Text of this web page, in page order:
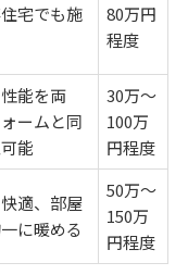
宅でも施
80万円
程度
能を両
ームと同
能
30万～
100万
円程度
適、部屋
に暖める
50万～
150万
円程度